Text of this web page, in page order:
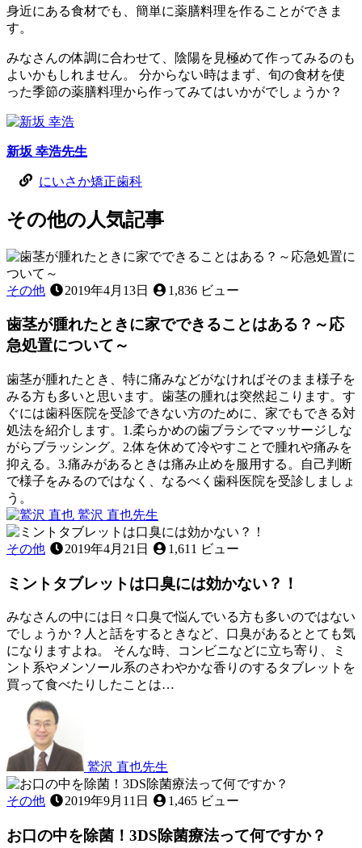
身近にある食材でも、簡単に薬膳料理を作ることができま
す。
みなさんの体調に合わせて、陰陽を見極めて作ってみるのも
よいかもしれません。 分からない時はまず、旬の食材を使
った季節の薬膳料理から作ってみてはいかがでしょうか？
新坂 幸浩先生
にいさか矯正歯科
その他の人気記事
その他 2019年4月13日 1,836 ビュー
歯茎が腫れたときに家でできることはある？～応
急処置について～
歯茎が腫れたとき、特に痛みなどがなければそのまま様子を
みる方も多いと思います。歯茎の腫れは突然起こります。す
ぐには歯科医院を受診できない方のために、家でもできる対
処法を紹介します。1.柔らかめの歯ブラシでマッサージしな
がらブラッシング。2.体を休めて冷やすことで腫れや痛みを
抑える。3.痛みがあるときは痛み止めを服用する。自己判断
で様子をみるのではなく、なるべく歯科医院を受診しましょ
う。
鷲沢 直也先生
歯
み
き,
ぐ
き
年
11
12
日
歯
茎
腫
た
と
き
に
家
る
こ
と
は
る？
その他 2019年4月21日 1,611 ビュー
ミントタブレットは口臭には効かない？！
みなさんの中には日々口臭で悩んでいる方も多いのではない
でしょうか？人と話をするときなど、口臭があるととても気
になりますよね。 そんな時、コンビニなどに立ち寄り、ミ
ント系やメンソール系のさわやかな香りのするタブレットを
買って食べたりしたことは…
鷲沢 直也先生
日
ミ
ン
タ
その他 2019年9月11日 1,465 ビュー
お口の中を除菌！3DS除菌療法って何ですか？